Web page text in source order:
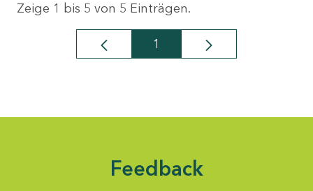
Zeige 1 bis 5 von 5 Einträgen.
Seite
1
Feedback